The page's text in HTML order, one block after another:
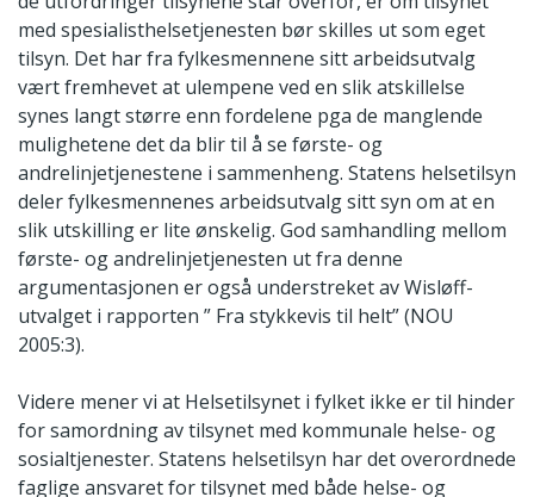
med spesialisthelsetjenesten bør skilles ut som eget
tilsyn. Det har fra fylkesmennene sitt arbeidsutvalg
vært fremhevet at ulempene ved en slik atskillelse
synes langt større enn fordelene pga de manglende
mulighetene det da blir til å se første- og
andrelinjetjenestene i sammenheng. Statens helsetilsyn
deler fylkesmennenes arbeidsutvalg sitt syn om at en
slik utskilling er lite ønskelig. God samhandling mellom
første- og andrelinjetjenesten ut fra denne
argumentasjonen er også understreket av Wisløff-
utvalget i rapporten ” Fra stykkevis til helt” (NOU
2005:3).
Videre mener vi at Helsetilsynet i fylket ikke er til hinder
for samordning av tilsynet med kommunale helse- og
sosialtjenester. Statens helsetilsyn har det overordnede
faglige ansvaret for tilsynet med både helse- og